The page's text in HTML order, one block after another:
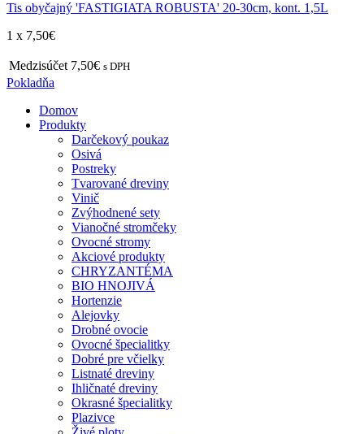
Tis obyčajný 'FASTIGIATA ROBUSTA' 20-30cm, kont. 1,5L
1 x 7,50€
Medzisúčet 7,50€ s DPH
Pokladňa
Domov
Produkty
Darčekový poukaz
Osivá
Postreky
Tvarované dreviny
Vinič
Zvýhodnené sety
Vianočné stromčeky
Ovocné stromy
Akciové produkty
CHRYZANTÉMA
BIO HNOJIVÁ
Hortenzie
Alejovky
Drobné ovocie
Ovocné špecialitky
Dobré pre včielky
Listnaté dreviny
Ihličnaté dreviny
Okrasné špecialitky
Plazivce